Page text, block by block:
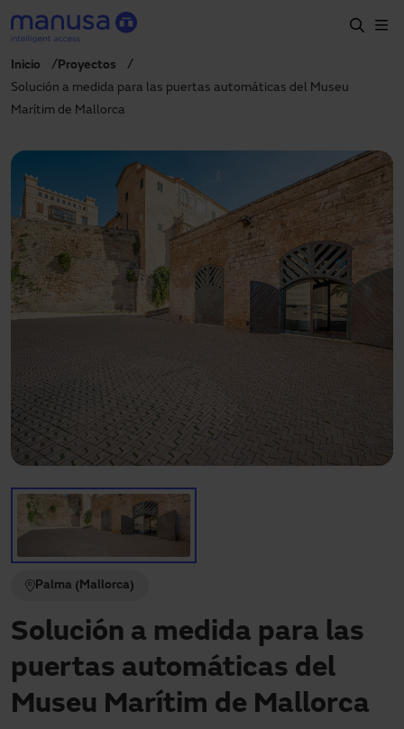
Pasar al contenido principal
Productos y sectores
Servicios
Prescripción
Proyectos
Blog
Sobre nosotros
manusa@manusa.com
Descargas
Contacto
Mi área
Inicio
Proyectos
Solución a medida para las puertas automáticas del Museu
Marítim de Mallorca
Palma (Mallorca)
Solución a medida para las
puertas automáticas del
Museu Marítim de Mallorca